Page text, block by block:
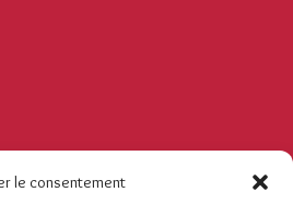
le consentement